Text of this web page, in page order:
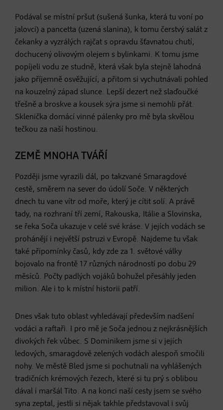
Podával se místní pršut (sušená šunka, která tu voní po
jalovci) a pancetta (uzená slanina), k tomu čerstvý salát z
čekanky a vyzrálých rajčat s opravdu šťavnatou chutí,
dochucený olivovým olejem s bylinkami. K tomu jsme
popíjeli vodu ze studně, která však byla stejně lahodná
jako příjemně osvěžující, a přitom si vychutnávali pohled
na kouzelný západ slunce. Lepší dezert než slaďoučké
třešně a broskve a kousek sýra jsme si nemohli přát.
Sklenička domácí vinné pálenky pro mě byla skvělou
tečkou za naší hostinou.
ZEMĚ MNOHA TVÁŘÍ
Později jsme vyrazili dál, po takzvané Smaragdové
cestě, směrem na sever do údolí Soče. V některých
dnech tu vane vítr od moře, který je cítit solí. A právě
tady, na rozhraní tří zemí, Rakouska, Itálie a Slovinska,
se řeka Soča ukazuje v celé své kráse. V jejích vodách se
prohánějí i největší pstruzi v Evropě. Najdeme tu však
také připomínky časů, kdy zde za 1. světové války
bojovalo na frontě 17 různých národností po dobu 29
měsíců. Počty padlých vojáků bohužel přesáhly jeden
milion. Ale i to k místní historii patří.
Dnes však tuto oblast vyhledávají především nadšení
vodáci a raftaři. I pro mě je Soča jednou z nejkrásnějších
divokých řek vůbec. S Dominikem jsme si v jejích
ledových, smaragdově zelených vodách alespoň smočili
nohy. Ve městě Bled jsme si pochutnali na vyhlášených
tradičních krémových řezech, které si tu prý s oblibou
dával i maršál Tito. A na konci naší cesty jsem se svého
syna zeptal, jestli si nějak takhle představoval i svůj